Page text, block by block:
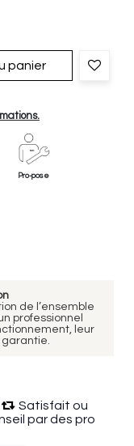
panier
Pro-pose
de l’ensemble
professionnel
leur
Satisfait ou
par des pro